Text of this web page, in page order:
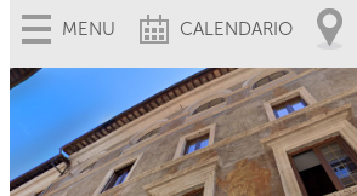
MENU CALENDARIO